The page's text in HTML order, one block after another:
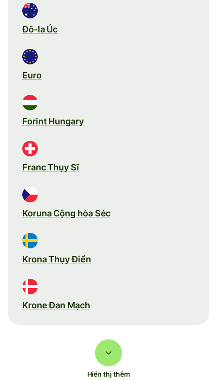
Đô-la Úc
Euro
Forint Hungary
Franc Thụy Sĩ
Koruna Cộng hòa Séc
Krona Thụy Điển
Krone Đan Mạch
Hiển thị thêm